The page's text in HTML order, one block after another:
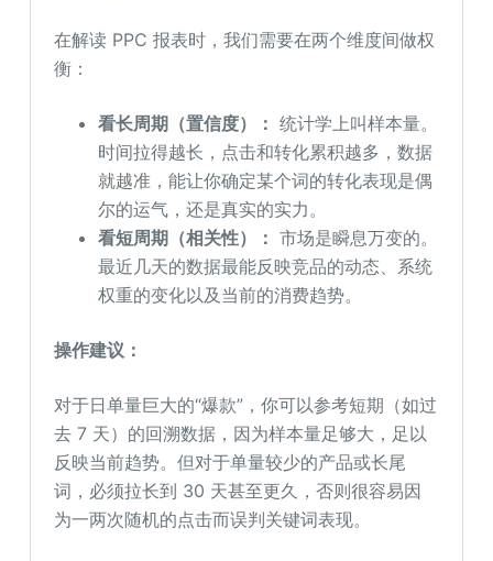
在解读 PPC 报表时，我们需要在两个维度间做权
衡：
看长周期（置信度）： 统计学上叫样本量。
时间拉得越长，点击和转化累积越多，数据
就越准，能让你确定某个词的转化表现是偶
尔的运气，还是真实的实力。
看短周期（相关性）： 市场是瞬息万变的。
最近几天的数据最能反映竞品的动态、系统
权重的变化以及当前的消费趋势。
操作建议：
对于日单量巨大的“爆款”，你可以参考短期（如过
去 7 天）的回溯数据，因为样本量足够大，足以
反映当前趋势。但对于单量较少的产品或长尾
词，必须拉长到 30 天甚至更久，否则很容易因
为一两次随机的点击而误判关键词表现。